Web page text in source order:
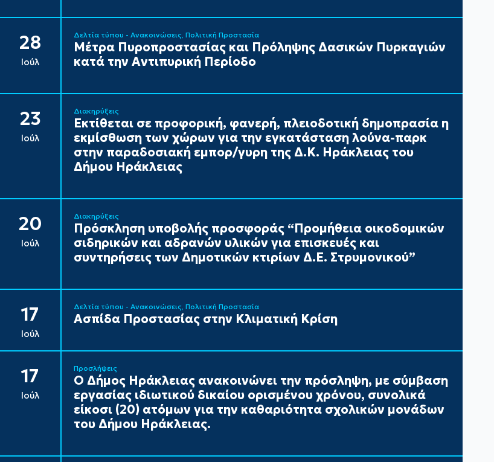
28
Ιούλ
Δελτία τύπου - Ανακοινώσεις Πολιτική Προστασία
Μέτρα Πυροπροστασίας και Πρόληψης Δασικών Πυρκαγιών
κατά την Αντιπυρική Περίοδο
23
Ιούλ
Διακηρύξεις
Εκτίθεται σε προφορική, φανερή, πλειοδοτική δημοπρασία η
εκμίσθωση των χώρων για την εγκατάσταση λούνα-παρκ
στην παραδοσιακή εμπορ/γυρη της Δ.Κ. Ηράκλειας του
Δήμου Ηράκλειας
20
Ιούλ
Διακηρύξεις
Πρόσκληση υποβολής προσφοράς “Προμήθεια οικοδομικών
σιδηρικών και αδρανών υλικών για επισκευές και
συντηρήσεις των Δημοτικών κτιρίων Δ.Ε. Στρυμονικού”
17
Ιούλ
Δελτία τύπου - Ανακοινώσεις Πολιτική Προστασία
Ασπίδα Προστασίας στην Κλιματική Κρίση
17
Ιούλ
Προσλήψεις
Ο Δήμος Ηράκλειας ανακοινώνει την πρόσληψη, με σύμβαση
εργασίας ιδιωτικού δικαίου ορισμένου χρόνου, συνολικά
είκοσι (20) ατόμων για την καθαριότητα σχολικών μονάδων
του Δήμου Ηράκλειας.